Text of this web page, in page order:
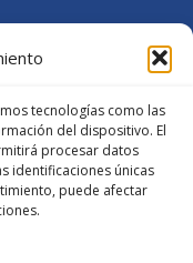
tecnologías como las
del dispositivo. El
procesar datos
identificaciones únicas
puede afectar